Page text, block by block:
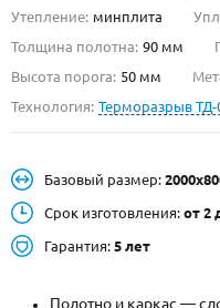
О НАС
Металлические двери от
НАЙТИ:
Утепление: минплита
Толщина полотна: 90 мм
Высота порога: 50 мм
Технология: Терморазрыв ТД-
Базовый размер:
Срок изготовления: от 2
Гарантия: 5 лет
Полотно и каркас —